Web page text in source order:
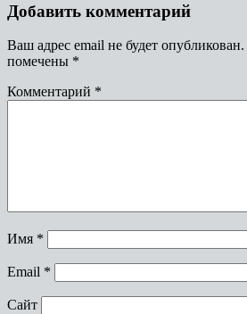
Добавить комментарий
Ваш адрес email не будет опубликован.
помечены *
Комментарий *
Имя *
Email *
Сайт